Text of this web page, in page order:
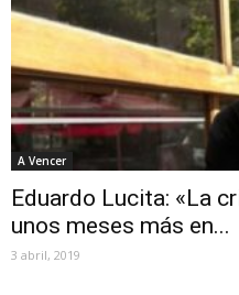
A Vencer
Eduardo Lucita: «La
unos meses más en...
3 abril, 2019